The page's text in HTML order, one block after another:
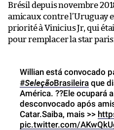
Brésil depuis novembre
amicaux contre l’Uruguay
priorité à Vinicius Jr, qui
pour remplacer la star
Willian está convocado
#SeleçãoBrasileira que
América. ??Ele ocupará
desconvocado após
Catar.Saiba, mais >>
pic.twitter.com/